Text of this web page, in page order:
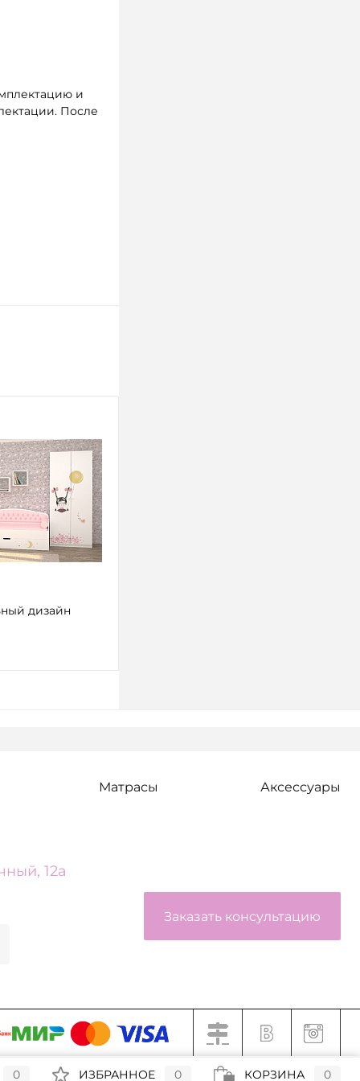
и
После
дизайн
Матрасы Аксессуары
12а
Заказать консультацию
0 ИЗБРАННОЕ 0 КОРЗИНА 0